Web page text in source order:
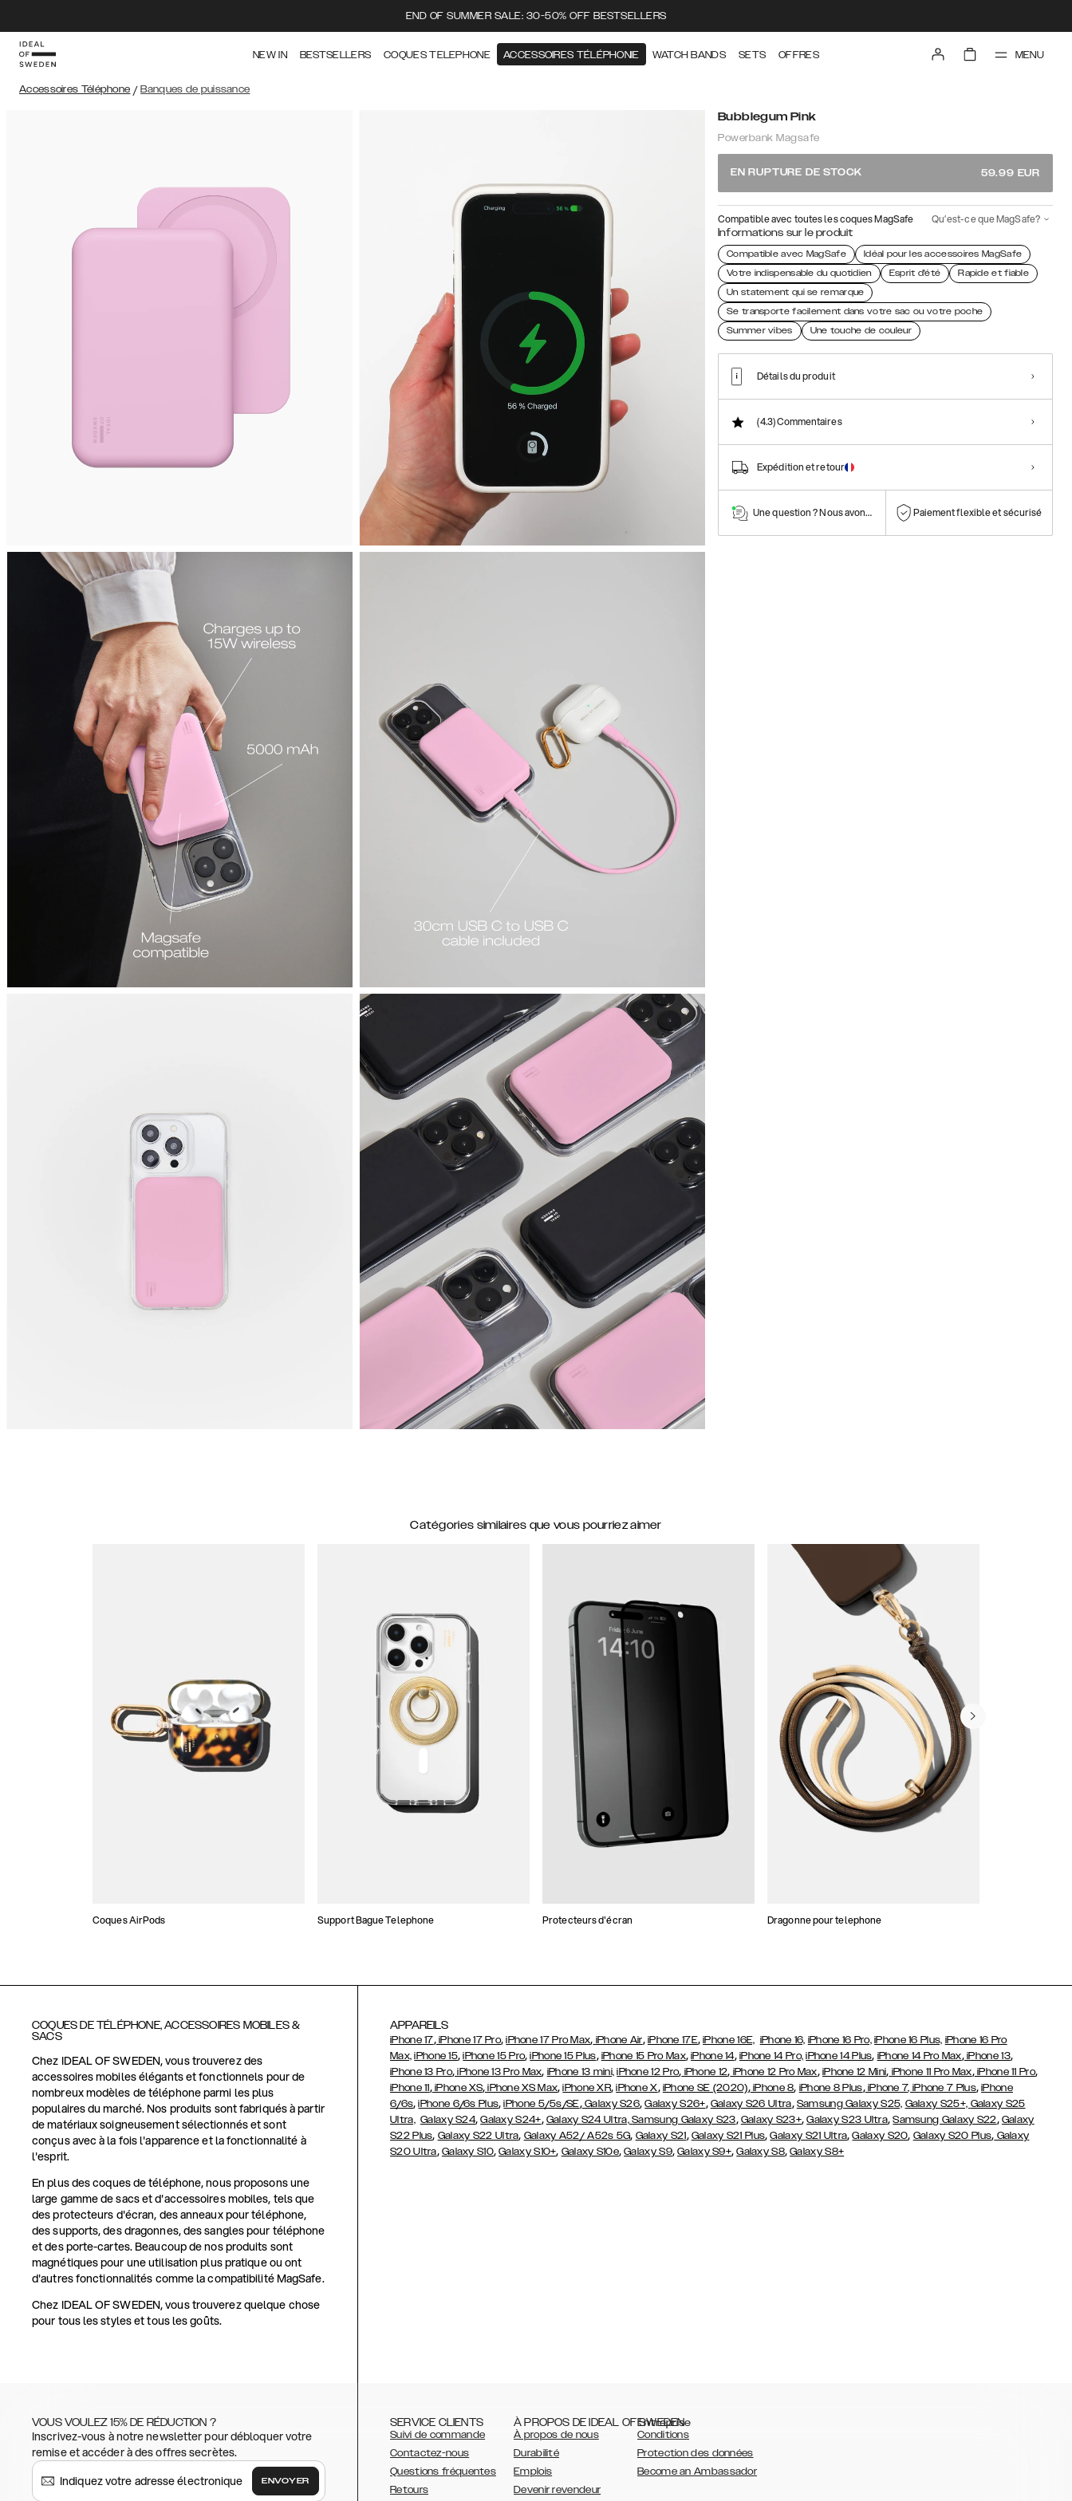
END OF SUMMER SALE: 30-50% OFF BESTSELLERS
NEW IN BESTSELLERS COQUES TELEPHONE ACCESSOIRES TÉLÉPHONIE WATCH BANDS SETS OFFRES MENU
Accessoires Téléphone / Banques de puissance
Bubblegum Pink
Powerbank Magsafe
EN RUPTURE DE STOCK 59.99 EUR
Compatible avec toutes les coques MagSafe Qu’est-ce que MagSafe?
Informations sur le produit
Compatible avec MagSafe
Idéal pour les accessoires MagSafe
Votre indispensable du quotidien
Esprit d'été
Rapide et fiable
Un statement qui se remarque
Se transporte facilement dans votre sac ou votre poche
Summer vibes
Une touche de couleur
Détails du produit
(4.3)Commentaires
Expédition et retour
Une question ? Nous avons la réponse !Paiement flexible et sécurisé
Catégories similaires que vous pourriez aimer
Coques AirPods Support Bague Telephone Protecteurs d'écran Dragonne pour telephone
COQUES DE TÉLÉPHONE, ACCESSOIRES MOBILES &
SACS
Chez IDEAL OF SWEDEN, vous trouverez des
accessoires mobiles élégants et fonctionnels pour de
nombreux modèles de téléphone parmi les plus
populaires du marché. Nos produits sont fabriqués à partir
de matériaux soigneusement sélectionnés et sont
conçus avec à la fois l'apparence et la fonctionnalité à
l'esprit.
En plus des coques de téléphone, nous proposons une
large gamme de sacs et d'accessoires mobiles, tels que
des protecteurs d'écran, des anneaux pour téléphone,
des supports, des dragonnes, des sangles pour téléphone
et des porte-cartes. Beaucoup de nos produits sont
magnétiques pour une utilisation plus pratique ou ont
d'autres fonctionnalités comme la compatibilité MagSafe.
Chez IDEAL OF SWEDEN, vous trouverez quelque chose
pour tous les styles et tous les goûts.
APPAREILS
iPhone 17,iPhone 17 Pro,iPhone 17 Pro Max, iPhone Air, iPhone 17E,iPhone 16E, iPhone 16, iPhone 16 Pro, iPhone 16 Plus, iPhone 16 Pro
Max, iPhone 15,iPhone 15 Pro,iPhone 15 Plus, iPhone 15 Pro Max,iPhone 14, iPhone 14 Pro, iPhone 14 Plus, iPhone 14 Pro Max,iPhone 13,
iPhone 13 Pro, iPhone 13 Pro Max, iPhone 13 mini, iPhone 12 Pro, iPhone 12, iPhone 12 Pro Max, iPhone 12 Mini, iPhone 11 Pro Max,iPhone 11 Pro,
iPhone 11,iPhone XS,iPhone XS Max,iPhone XR,iPhone X, iPhone SE (2020),iPhone 8, iPhone 8 Plus,iPhone 7, iPhone 7 Plus,iPhone
6/6s,iPhone 6/6s Plus,iPhone 5/5s/SE,Galaxy S26,Galaxy S26+, Galaxy S26 Ultra, Samsung Galaxy S25, Galaxy S25+, Galaxy S25
Ultra, Galaxy S24,Galaxy S24+, Galaxy S24 Ultra,Samsung Galaxy S23, Galaxy S23+,Galaxy S23 Ultra,Samsung Galaxy S22, Galaxy
S22 Plus, Galaxy S22 Ultra, Galaxy A52/ A52s 5G, Galaxy S21, Galaxy S21 Plus,Galaxy S21 Ultra,Galaxy S20, Galaxy S20 Plus, Galaxy
S20 Ultra, Galaxy S10,Galaxy S10+, Galaxy S10e,Galaxy S9,Galaxy S9+,Galaxy S8,Galaxy S8+
VOUS VOULEZ 15% DE RÉDUCTION ?
Inscrivez-vous à notre newsletter pour débloquer votre
remise et accéder à des offres secrètes.
ENVOYER
SERVICE CLIENTS
Suivi de commande
Contactez-nous
Questions fréquentes
Retours
À PROPOS DE IDEAL OF SWEDEN
À propos de nous
Durabilité
Emplois
Devenir revendeur
Entreprise
Conditions
Protection des données
Become an Ambassador